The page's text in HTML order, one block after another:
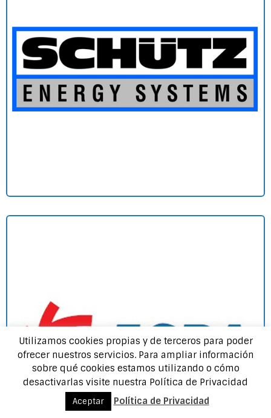
Utilizamos cookies propias y de terceros para poder
ofrecer nuestros servicios. Para ampliar información
sobre qué cookies estamos utilizando o cómo
desactivarlas visite nuestra Política de Privacidad
Aceptar Política de Privacidad